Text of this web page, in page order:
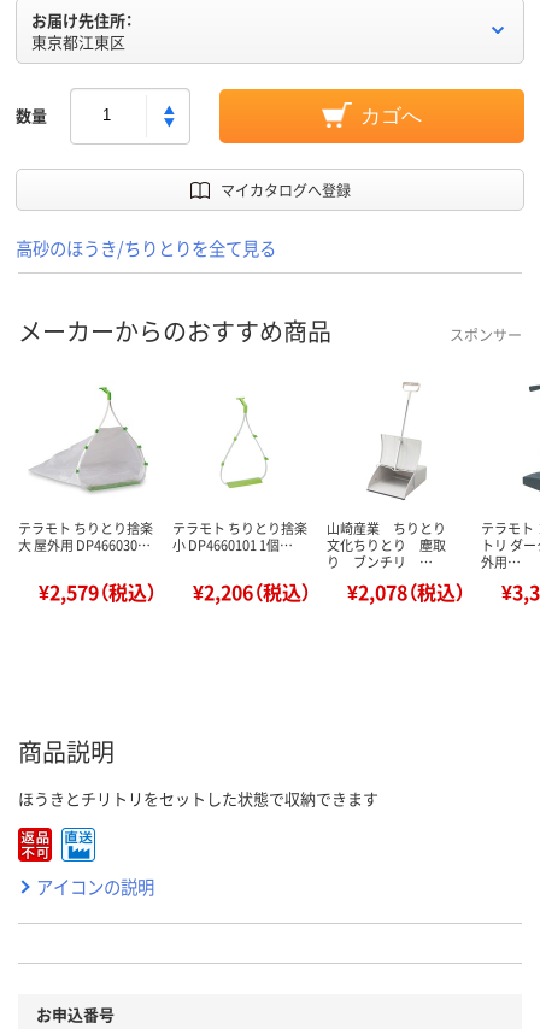
お届け先住所：
東京都江東区
数量 カゴへ
マイカタログへ登録
高砂のほうき/ちりとりを全て見る
メーカーからのおすすめ商品 スポンサー
テラモト ちりとり捨楽
大 屋外用 DP466030…
¥2,579（税込）
テラモト ちりとり捨楽
小 DP4660101 1個…
¥2,206（税込）
山崎産業 ちりとり
文化ちりとり 塵取
り ブンチリ …
¥2,078（税込）
テラモト
トリ ダ
外用…
商品説明
ほうきとチリトリをセットした状態で収納できます
アイコンの説明
お申込番号